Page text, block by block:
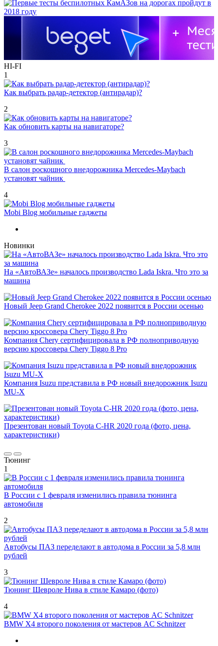
HI-FI
1
Как выбрать радар-детектор (антирадар)?
2
Как обновить карты на навигаторе?
3
В салон роскошного внедорожника Mercedes-Maybach
установят чайник
4
Mobi Blog мобильные гаджеты
Новинки
На «АвтоВАЗе» началось производство Lada Iskra. Что это за
машина
Новый Jeep Grand Cherokee 2022 появится в России осенью
Компания Chery сертифицировала в РФ полноприводную
версию кроссовера Chery Tiggo 8 Pro
Компания Isuzu представила в РФ новый внедорожник Isuzu
MU-X
Презентован новый Toyota C-HR 2020 года (фото, цена,
характеристики)
Тюнинг
1
В России с 1 февраля изменились правила тюнинга
автомобиля
2
Автобусы ПАЗ переделают в автодома в России за 5,8 млн
рублей
3
Тюнинг Шевроле Нива в стиле Камаро (фото)
4
BMW X4 второго поколения от мастеров AC Schnitzer